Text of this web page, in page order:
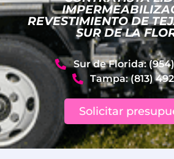
REVESTIMIENTO DE
SUR DE LA
Sur de Florida:
Tampa: (813)
Solicitar